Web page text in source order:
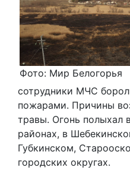
Фото: Мир Белогорья
сотрудники МЧС
пожарами. Причины
травы. Огонь полыхал
районах, в
Губкинском,
городских округах.